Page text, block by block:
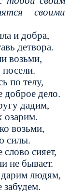
своими
и добра,
детвора.
возьми,
посели.
по телу,
доброе дело.
дадим,
озарим.
возьми,
силы.
сияет,
не бывает.
людям,